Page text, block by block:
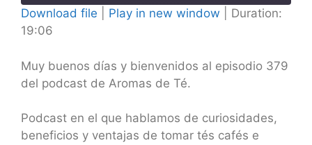
SHARE
LINK
EMBED
Download file Play in new window
Duration:
19:06
Muy buenos días y bienvenidos al episodio 379
del podcast de Aromas de Té.
Podcast en el que hablamos de curiosidades,
beneficios y ventajas de tomar tés cafés e